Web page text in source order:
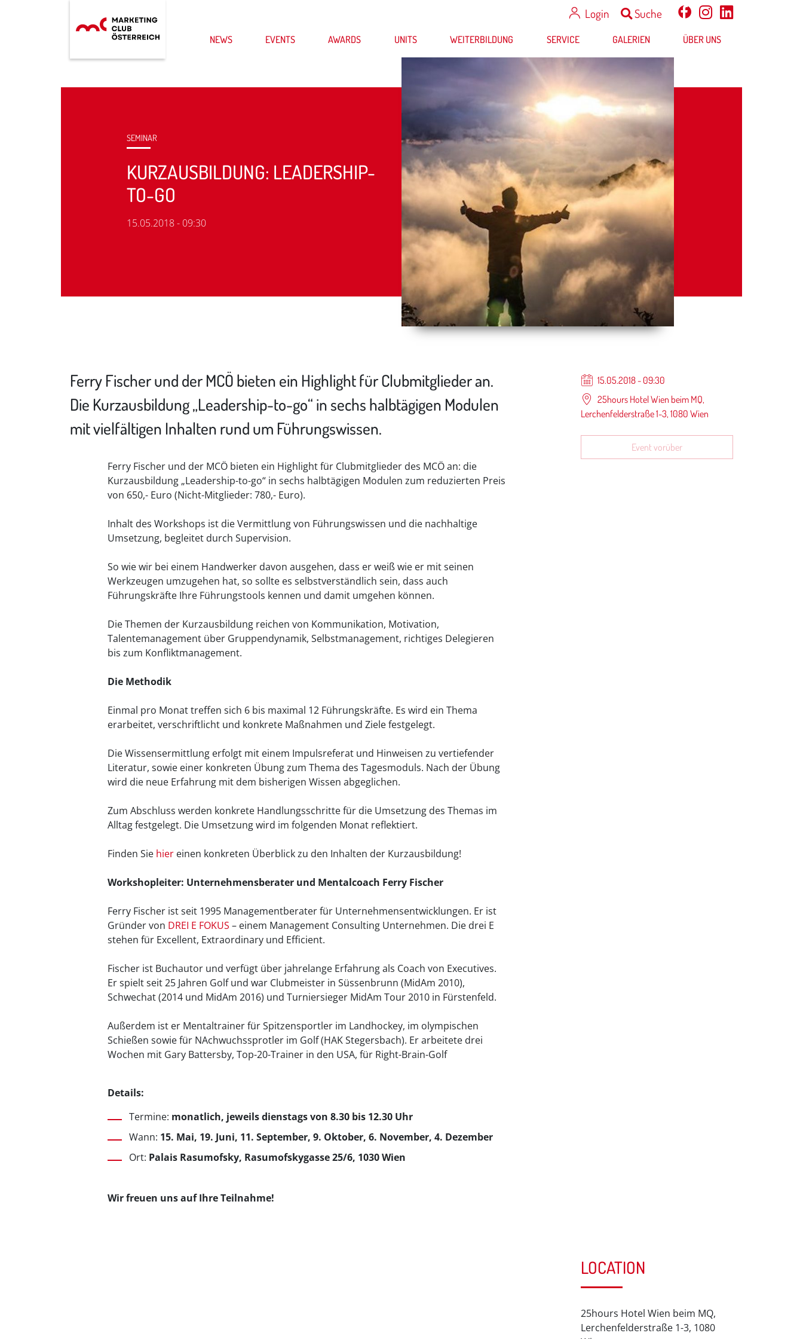
Login Suche
NEWS EVENTS AWARDS UNITS WEITERBILDUNG SERVICE GALERIEN ÜBER UNS
SEMINAR
KURZAUSBILDUNG: LEADERSHIP-
TO-GO
15.05.2018 - 09:30
Ferry Fischer und der MCÖ bieten ein Highlight für Clubmitglieder an.
Die Kurzausbildung „Leadership-to-go“ in sechs halbtägigen Modulen
mit vielfältigen Inhalten rund um Führungswissen.
Ferry Fischer und der MCÖ bieten ein Highlight für Clubmitglieder des MCÖ an: die
Kurzausbildung „Leadership-to-go“ in sechs halbtägigen Modulen zum reduzierten Preis
von 650,- Euro (Nicht-Mitglieder: 780,- Euro).
Inhalt des Workshops ist die Vermittlung von Führungswissen und die nachhaltige
Umsetzung, begleitet durch Supervision.
So wie wir bei einem Handwerker davon ausgehen, dass er weiß wie er mit seinen
Werkzeugen umzugehen hat, so sollte es selbstverständlich sein, dass auch
Führungskräfte Ihre Führungstools kennen und damit umgehen können.
Die Themen der Kurzausbildung reichen von Kommunikation, Motivation,
Talentemanagement über Gruppendynamik, Selbstmanagement, richtiges Delegieren
bis zum Konfliktmanagement.
Die Methodik
Einmal pro Monat treffen sich 6 bis maximal 12 Führungskräfte. Es wird ein Thema
erarbeitet, verschriftlicht und konkrete Maßnahmen und Ziele festgelegt.
Die Wissensermittlung erfolgt mit einem Impulsreferat und Hinweisen zu vertiefender
Literatur, sowie einer konkreten Übung zum Thema des Tagesmoduls. Nach der Übung
wird die neue Erfahrung mit dem bisherigen Wissen abgeglichen.
Zum Abschluss werden konkrete Handlungsschritte für die Umsetzung des Themas im
Alltag festgelegt. Die Umsetzung wird im folgenden Monat reflektiert.
Finden Sie hier einen konkreten Überblick zu den Inhalten der Kurzausbildung!
Workshopleiter: Unternehmensberater und Mentalcoach Ferry Fischer
Ferry Fischer ist seit 1995 Managementberater für Unternehmensentwicklungen. Er ist
Gründer von DREI E FOKUS – einem Management Consulting Unternehmen. Die drei E
stehen für Excellent, Extraordinary und Efficient.
Fischer ist Buchautor und verfügt über jahrelange Erfahrung als Coach von Executives.
Er spielt seit 25 Jahren Golf und war Clubmeister in Süssenbrunn (MidAm 2010),
Schwechat (2014 und MidAm 2016) und Turniersieger MidAm Tour 2010 in Fürstenfeld.
Außerdem ist er Mentaltrainer für Spitzensportler im Landhockey, im olympischen
Schießen sowie für NAchwuchssprotler im Golf (HAK Stegersbach). Er arbeitete drei
Wochen mit Gary Battersby, Top-20-Trainer in den USA, für Right-Brain-Golf
Details:
Termine: monatlich, jeweils dienstags von 8.30 bis 12.30 Uhr
Wann: 15. Mai, 19. Juni, 11. September, 9. Oktober, 6. November, 4. Dezember
Ort: Palais Rasumofsky, Rasumofskygasse 25/6, 1030 Wien
Wir freuen uns auf Ihre Teilnahme!
15.05.2018 - 09:30
25hours Hotel Wien beim MQ,
Lerchenfelderstraße 1-3, 1080 Wien
Event vorüber
LOCATION
25hours Hotel Wien beim MQ,
Lerchenfelderstraße 1-3, 1080